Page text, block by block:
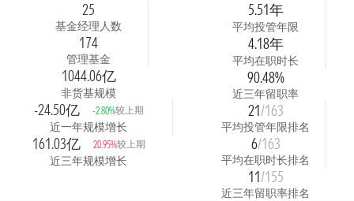
25
基金经理人数
174
管理基金
1044.06亿
非货基规模
-24.50亿 -2.80%较上期
近一年规模增长
161.03亿 20.95%较上期
近三年规模增长
5.51年
平均投管年限
4.18年
平均在职时长
90.48%
近三年留职率
21/163
平均投管年限排名
6/163
平均在职时长排名
11/155
近三年留职率排名